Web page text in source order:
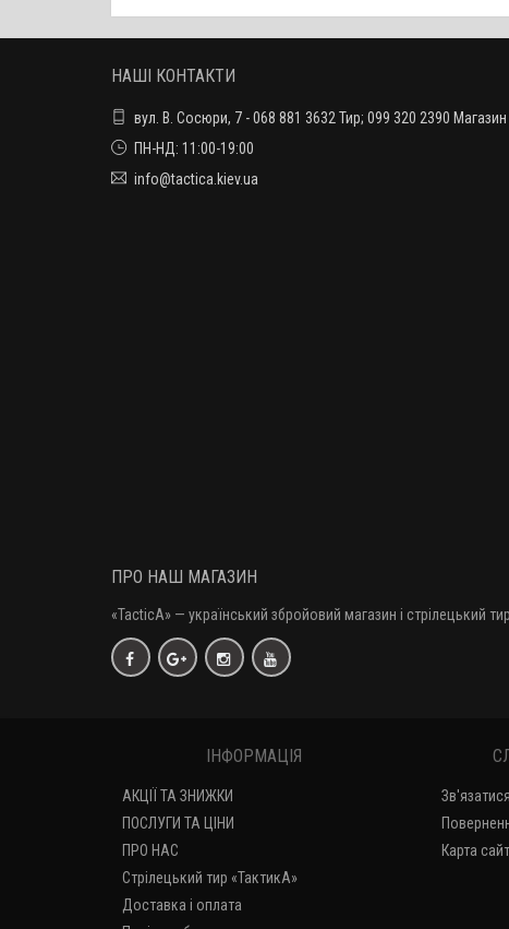
НАШІ КОНТАКТИ
вул. В. Сосюри, 7 - 068 881 3632 Тир; 099 320 2390 Магазин
ПН-НД: 11:00-19:00
info@tactica.kiev.ua
ПРО НАШ МАГАЗИН
«TacticA» — український збройовий магазин і стрілецький
ІНФОРМАЦІЯ
АКЦІЇ ТА ЗНИЖКИ
ПОСЛУГИ ТА ЦІНИ
ПРО НАС
Стрілецький тир «ТактикА»
Доставка і оплата
Карта